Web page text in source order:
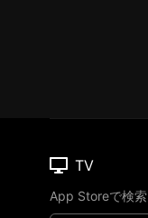
TV
App Storeで検索